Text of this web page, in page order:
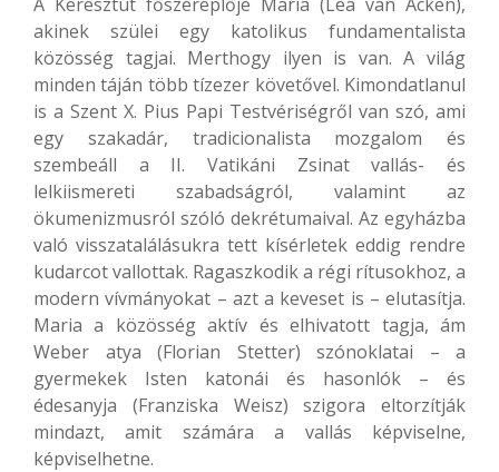
akinek szülei egy katolikus fundamentalista
közösség tagjai. Merthogy ilyen is van. A világ
minden táján több tízezer követővel. Kimondatlanul
is a Szent X. Pius Papi Testvériségről van szó, ami
egy szakadár, tradicionalista mozgalom és
szembeáll a II. Vatikáni Zsinat vallás- és
lelkiismereti szabadságról, valamint az
ökumenizmusról szóló dekrétumaival. Az egyházba
való visszatalálásukra tett kísérletek eddig rendre
kudarcot vallottak. Ragaszkodik a régi rítusokhoz, a
modern vívmányokat – azt a keveset is – elutasítja.
Maria a közösség aktív és elhivatott tagja, ám
Weber atya (Florian Stetter) szónoklatai – a
gyermekek Isten katonái és hasonlók – és
édesanyja (Franziska Weisz) szigora eltorzítják
mindazt, amit számára a vallás képviselne,
képviselhetne.